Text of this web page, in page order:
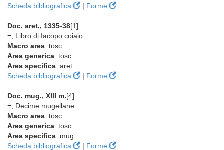
Scheda bibliografica
| Forme
Doc. aret., 1335-38[1]
=, Libro di Iacopo coiaio
Macro area: tosc.
Area generica: tosc.
Area specifica: aret.
Scheda bibliografica
| Forme
Doc. mug., XIII m.[4]
=, Decime mugellane
Macro area: tosc.
Area generica: tosc.
Area specifica: mug.
Scheda bibliografica
| Forme